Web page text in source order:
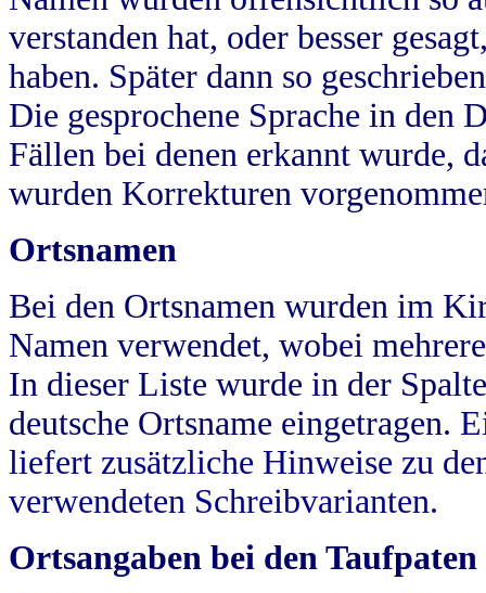
verstanden hat, oder besser
haben. Später dann so
Die gesprochene Sprache in
Fällen bei denen erkannt wurde,
wurden Korrekturen
Ortsnamen
Bei den Ortsnamen wurden im
Namen verwendet, wobei
In dieser Liste wurde in der
deutsche Ortsname eingetragen.
liefert zusätzliche Hinweise zu
verwendeten Schreibvarianten.
Ortsangaben bei den Taufpaten